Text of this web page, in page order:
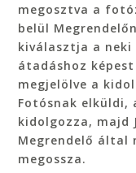
megosztva a
belül
kiválasztja a
átadáshoz
megjelölve a
Fotósnak
kidolgozza, majd
Megrendelő által
megossza.